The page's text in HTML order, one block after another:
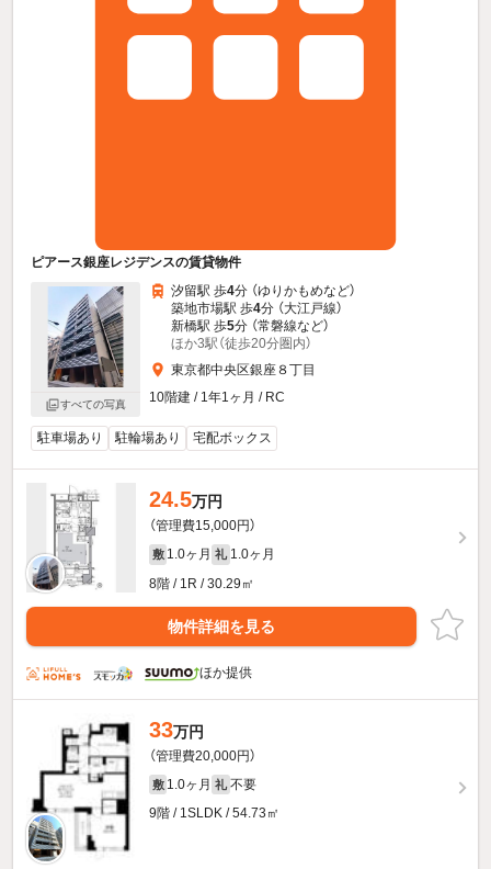
ピアース銀座レジデンスの賃貸物件
すべての写真
汐留駅 歩4分 （ゆりかもめなど）
築地市場駅 歩4分 （大江戸線）
新橋駅 歩5分 （常磐線など）
ほか3駅（徒歩20分圏内）
東京都中央区銀座８丁目
10階建 / 1年1ヶ月 / RC
駐車場あり 駐輪場あり 宅配ボックス
24.5万円
（管理費15,000円）
敷 1.0ヶ月 礼 1.0ヶ月
8階 / 1R / 30.29㎡
物件詳細を見る
ほか提供
33万円
（管理費20,000円）
敷 1.0ヶ月 礼 不要
9階 / 1SLDK / 54.73㎡